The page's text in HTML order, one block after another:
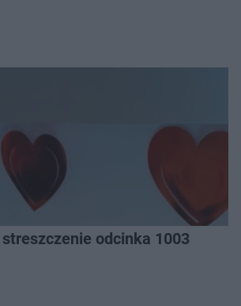
odcinka 1003